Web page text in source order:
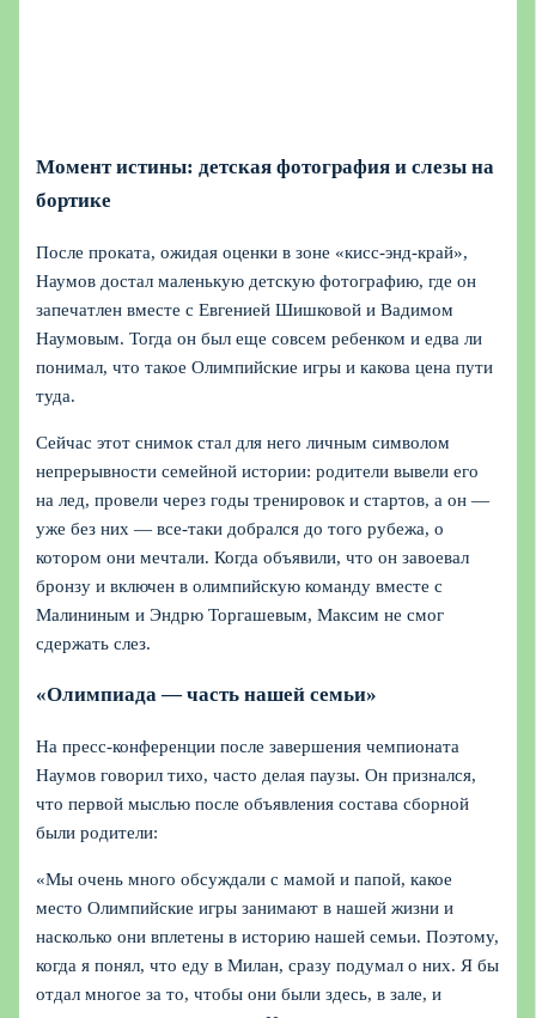
Момент истины: детская фотография и слезы на
бортике
После проката, ожидая оценки в зоне «кисс-энд-край»,
Наумов достал маленькую детскую фотографию, где он
запечатлен вместе с Евгенией Шишковой и Вадимом
Наумовым. Тогда он был еще совсем ребенком и едва ли
понимал, что такое Олимпийские игры и какова цена пути
туда.
Сейчас этот снимок стал для него личным символом
непрерывности семейной истории: родители вывели его
на лед, провели через годы тренировок и стартов, а он —
уже без них — все-таки добрался до того рубежа, о
котором они мечтали. Когда объявили, что он завоевал
бронзу и включен в олимпийскую команду вместе с
Малининым и Эндрю Торгашевым, Максим не смог
сдержать слез.
«Олимпиада — часть нашей семьи»
На пресс-конференции после завершения чемпионата
Наумов говорил тихо, часто делая паузы. Он признался,
что первой мыслью после объявления состава сборной
были родители:
«Мы очень много обсуждали с мамой и папой, какое
место Олимпийские игры занимают в нашей жизни и
насколько они вплетены в историю нашей семьи. Поэтому,
когда я понял, что еду в Милан, сразу подумал о них. Я бы
отдал многое за то, чтобы они были здесь, в зале, и